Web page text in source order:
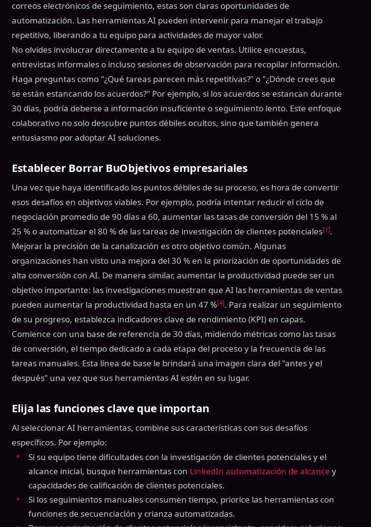
correos electrónicos de seguimiento, estas son claras oportunidades de
automatización. Las herramientas AI pueden intervenir para manejar el trabajo
repetitivo, liberando a tu equipo para actividades de mayor valor.
No olvides involucrar directamente a tu equipo de ventas. Utilice encuestas,
entrevistas informales o incluso sesiones de observación para recopilar información.
Haga preguntas como "¿Qué tareas parecen más repetitivas?" o "¿Dónde crees que
se están estancando los acuerdos?" Por ejemplo, si los acuerdos se estancan durante
30 días, podría deberse a información insuficiente o seguimiento lento. Este enfoque
colaborativo no solo descubre puntos débiles ocultos, sino que también genera
entusiasmo por adoptar AI soluciones.
Establecer Borrar BuObjetivos empresariales
Una vez que haya identificado los puntos débiles de su proceso, es hora de convertir
esos desafíos en objetivos viables. Por ejemplo, podría intentar reducir el ciclo de
negociación promedio de 90 días a 60, aumentar las tasas de conversión del 15 % al
25 % o automatizar el 80 % de las tareas de investigación de clientes potenciales[1].
Mejorar la precisión de la canalización es otro objetivo común. Algunas
organizaciones han visto una mejora del 30 % en la priorización de oportunidades de
alta conversión con AI. De manera similar, aumentar la productividad puede ser un
objetivo importante: las investigaciones muestran que AI las herramientas de ventas
pueden aumentar la productividad hasta en un 47 %[4]. Para realizar un seguimiento
de su progreso, establezca indicadores clave de rendimiento (KPI) en capas.
Comience con una base de referencia de 30 días, midiendo métricas como las tasas
de conversión, el tiempo dedicado a cada etapa del proceso y la frecuencia de las
tareas manuales. Esta línea de base le brindará una imagen clara del "antes y el
después" una vez que sus herramientas AI estén en su lugar.
Elija las funciones clave que importan
Al seleccionar AI herramientas, combine sus características con sus desafíos
específicos. Por ejemplo:
Si su equipo tiene dificultades con la investigación de clientes potenciales y el
alcance inicial, busque herramientas con LinkedIn automatización de alcance y
capacidades de calificación de clientes potenciales.
Si los seguimientos manuales consumen tiempo, priorice las herramientas con
funciones de secuenciación y crianza automatizadas.